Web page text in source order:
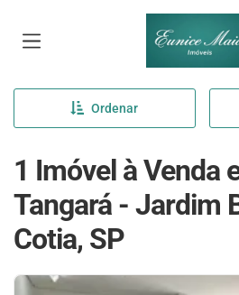
Página
Ordenar
1 Imóvel à Venda
Tangará - Jardim
Cotia, SP